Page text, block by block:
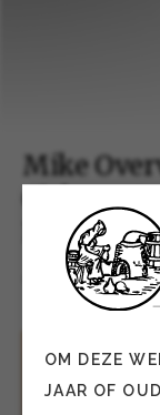
Mike
Château
Proeven
01 november 2019
OM DEZE
JAAR OF